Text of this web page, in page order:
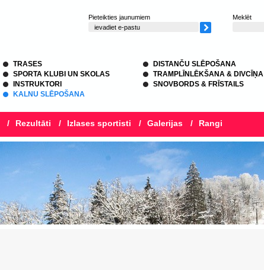
Pieteikties jaunumiem Meklēt
TRASES
SPORTA KLUBI UN SKOLAS
INSTRUKTORI
KALNU SLĒPOŠANA
DISTANČU SLĒPOŠANA
TRAMPLĪNLĒKŠANA & DIVCĪŅA
SNOVBORDS & FRĪSTAILS
/ Rezultāti / Izlases sportisti / Galerijas / Rangi